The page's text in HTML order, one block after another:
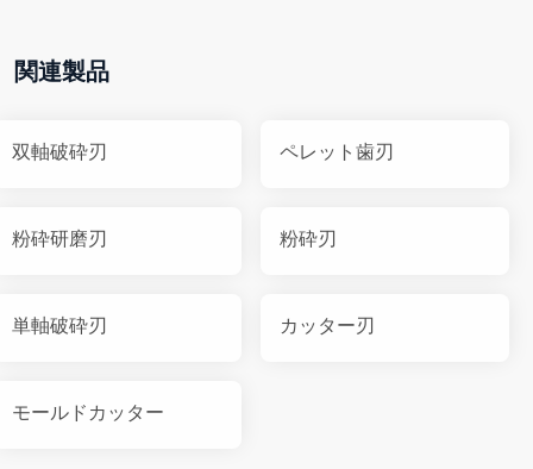
関連製品
双軸破砕刃 ペレット歯刃
粉砕研磨刃 粉砕刃
単軸破砕刃 カッター刃
モールドカッター